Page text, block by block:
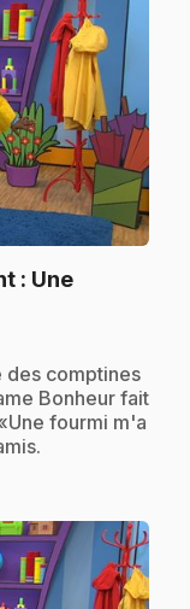
: Une
des comptines
Bonheur fait
fourmi m'a